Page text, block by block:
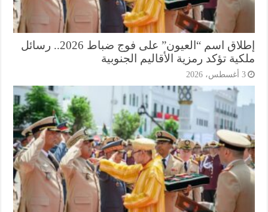
إطلاق اسم “العيون” على فوج ضباط 2026.. رسائل
تؤكد رمزية الأقاليم الجنوبية